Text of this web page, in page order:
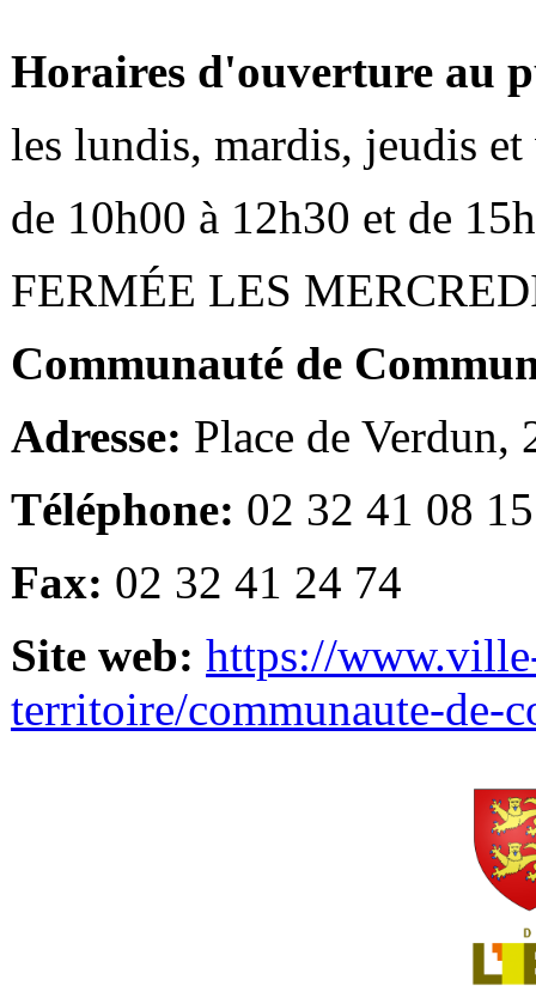
Horaires d'ouverture au
les lundis, mardis, jeudis et
de 10h00 à 12h30 et de
FERMÉE LES
Communauté de
Adresse: Place de Verdun,
Téléphone: 02 32 41 08 15
Fax: 02 32 41 24 74
Site web: https://
territoire/communaute-de-